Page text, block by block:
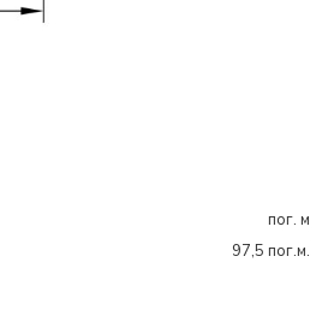
пог. м
97,5 пог.м.